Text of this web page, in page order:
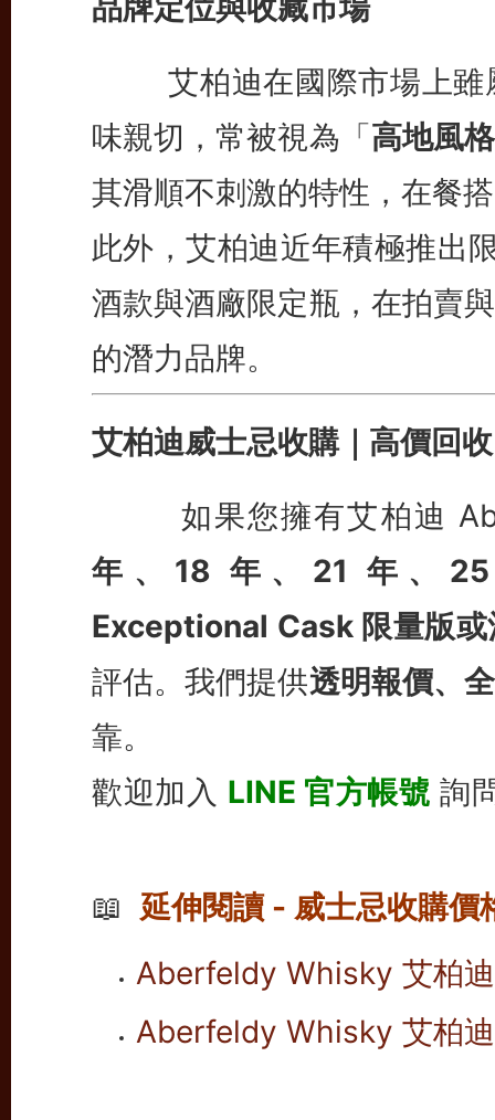
艾柏迪在國際市場上雖
味親切，常被視為「高地風
其滑順不刺激的特性，在餐
此外，艾柏迪近年積極推出
酒款與酒廠限定瓶，在拍賣
的潛力品牌。
艾柏迪威士忌收購｜高價回
如果您擁有艾柏迪
年、18 年、21 年、25
Exceptional Cask 限量版或
評估。我們提供透明報價、
靠。
歡迎加入 LINE 官方帳號 詢
📖 延伸閱讀 - 威士忌收購價
Aberfeldy Whisky 艾柏
Aberfeldy Whisky 艾柏